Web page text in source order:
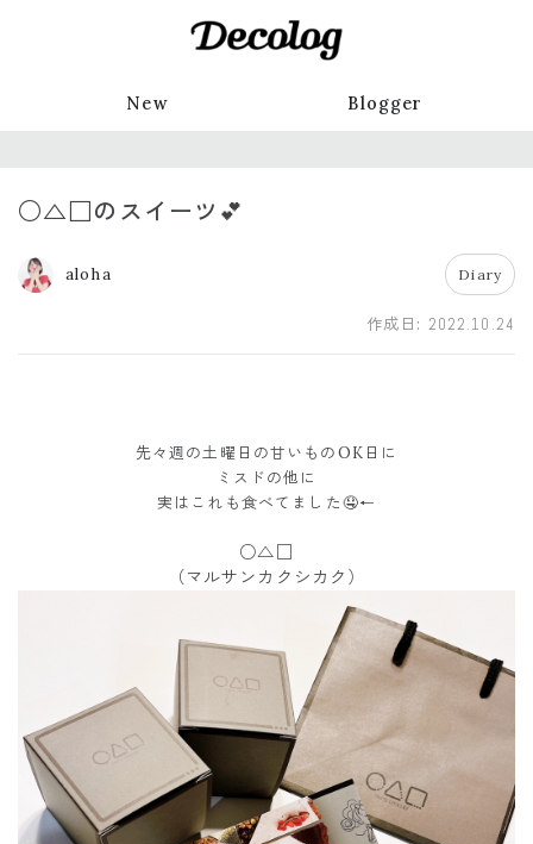
New Blogger
○△□のスイーツ💕
aloha Diary
作成日: 2022.10.24
先々週の土曜日の甘いものOK日に
ミスドの他に
実はこれも食べてました🤤←
○△□
（マルサンカクシカク）